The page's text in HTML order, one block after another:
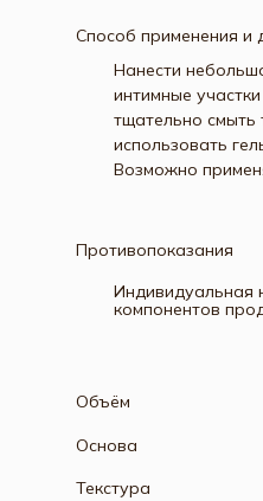
Нанести
интимные
тщательно
использовать
Возможно
Способ применения и
Индивидуальная
компонентов
Противопоказания
Текстура
Основа
Объём